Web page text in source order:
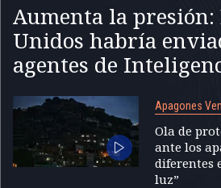
Aumenta la presión:
Unidos habría
agentes de
Apagones
Ola de
ante los
diferentes
luz”